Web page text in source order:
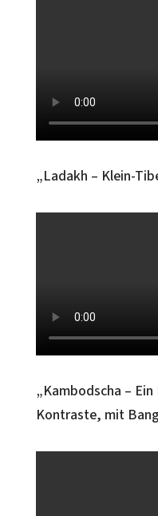
„Ladakh – Klein-
„Kambodscha –
Kontraste, mit